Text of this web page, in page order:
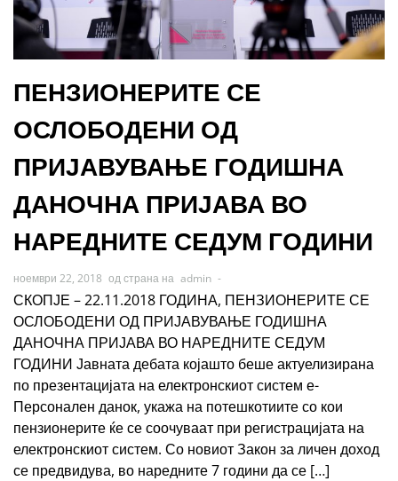
ПЕНЗИОНЕРИТЕ СЕ
ОСЛОБОДЕНИ ОД
ПРИЈАВУВАЊЕ ГОДИШНА
ДАНОЧНА ПРИЈАВА ВО
НАРЕДНИТЕ СЕДУМ ГОДИНИ
ноември 22, 2018 од страна на admin -
СКОПЈЕ – 22.11.2018 ГОДИНА, ПЕНЗИОНЕРИТЕ СЕ
ОСЛОБОДЕНИ ОД ПРИЈАВУВАЊЕ ГОДИШНА
ДАНОЧНА ПРИЈАВА ВО НАРЕДНИТЕ СЕДУМ
ГОДИНИ Јавната дебата којашто беше актуелизирана
по презентацијата на електронскиот систем е-
Персонален данок, укажа на потешкотиите со кои
пензионерите ќе се соочуваат при регистрацијата на
електронскиот систем. Со новиот Закон за личен доход
се предвидува, во наредните 7 години да се […]